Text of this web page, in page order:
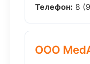
Телефон: 8
ООО